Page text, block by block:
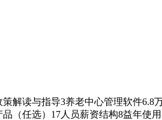
解读与指导3养老中心管理软件
（任选）17人员薪资结构8益年使